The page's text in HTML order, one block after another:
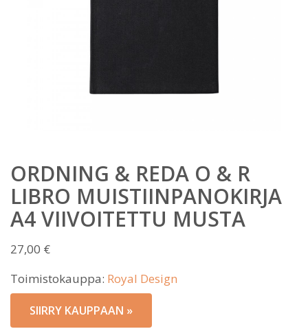
ORDNING & REDA O & R
LIBRO MUISTIINPANOKIRJA
A4 VIIVOITETTU MUSTA
27,00 €
Toimistokauppa: Royal Design
SIIRRY KAUPPAAN »